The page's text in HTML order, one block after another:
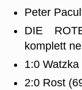
Peter
DIE
komplett
1:0 Watzka
2:0 Rost